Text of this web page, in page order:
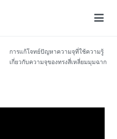
การแก้โจทย์ปัญหาความจุที่ใช้ความรู้
เกี่ยวกับความจุของทรงสี่เหลี่ยมมุมฉาก